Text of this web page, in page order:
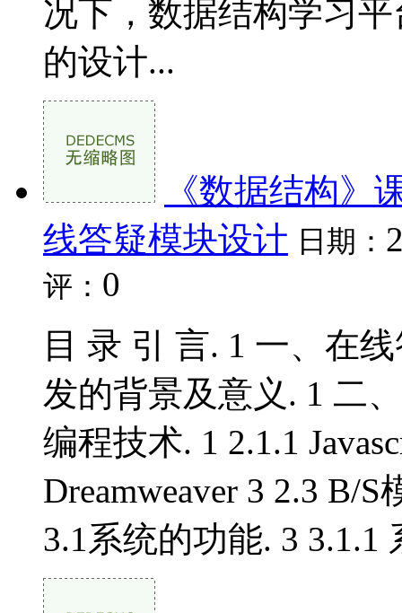
况下，数据结构学习
的设计...
《数据结构》
线答疑模块设计 日期：
评： 0
目 录 引 言. 1 一、在
发的背景及意义. 1 二
编程技术. 1 2.1.1
Dreamweaver 3 2.3 B/
3.1系统的功能. 3 3.1.1